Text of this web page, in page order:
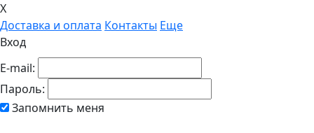
X
Доставка и оплата Контакты Еще
Вход
E-mail:
Пароль:
Запомнить меня